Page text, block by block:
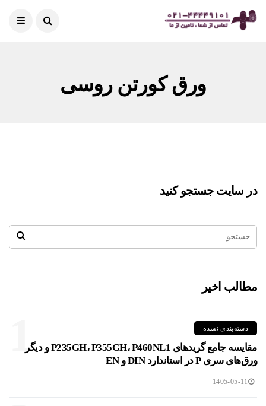
ورق کورتن روسی
در سایت جستجو کنید
مطالب اخیر
1 دسته‌بندی نشده
مقایسه جامع گریدهای P235GH، P355GH، P460NL1 و دیگر
ورق‌های سری P در استاندارد DIN و EN
1405-05-11